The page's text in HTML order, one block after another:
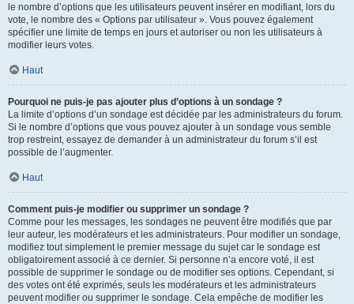
le nombre d’options que les utilisateurs peuvent insérer en modifiant, lors du
vote, le nombre des « Options par utilisateur ». Vous pouvez également
spécifier une limite de temps en jours et autoriser ou non les utilisateurs à
modifier leurs votes.
Haut
Pourquoi ne puis-je pas ajouter plus d’options à un sondage ?
La limite d’options d’un sondage est décidée par les administrateurs du forum.
Si le nombre d’options que vous pouvez ajouter à un sondage vous semble
trop restreint, essayez de demander à un administrateur du forum s’il est
possible de l’augmenter.
Haut
Comment puis-je modifier ou supprimer un sondage ?
Comme pour les messages, les sondages ne peuvent être modifiés que par
leur auteur, les modérateurs et les administrateurs. Pour modifier un sondage,
modifiez tout simplement le premier message du sujet car le sondage est
obligatoirement associé à ce dernier. Si personne n’a encore voté, il est
possible de supprimer le sondage ou de modifier ses options. Cependant, si
des votes ont été exprimés, seuls les modérateurs et les administrateurs
peuvent modifier ou supprimer le sondage. Cela empêche de modifier les